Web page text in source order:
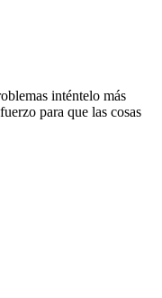
inténtelo más
para que las cosas